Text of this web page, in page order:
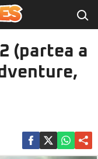
(partea a